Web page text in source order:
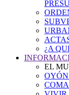
¿A
EL